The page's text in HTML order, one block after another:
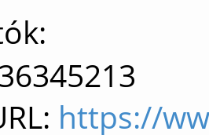
https://